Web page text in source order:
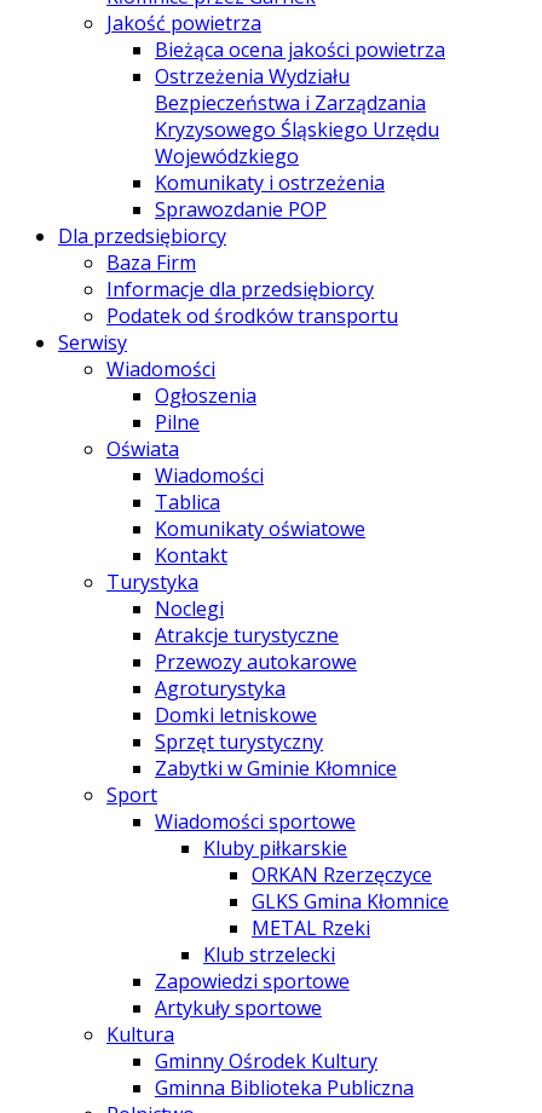
Jakość powietrza
Bieżąca ocena jakości powietrza
Ostrzeżenia Wydziału
Bezpieczeństwa i Zarządzania
Kryzysowego Śląskiego Urzędu
Wojewódzkiego
Komunikaty i ostrzeżenia
Sprawozdanie POP
Dla przedsiębiorcy
Baza Firm
Informacje dla przedsiębiorcy
Podatek od środków transportu
Serwisy
Wiadomości
Ogłoszenia
Pilne
Oświata
Wiadomości
Tablica
Komunikaty oświatowe
Kontakt
Turystyka
Noclegi
Atrakcje turystyczne
Przewozy autokarowe
Agroturystyka
Domki letniskowe
Sprzęt turystyczny
Zabytki w Gminie Kłomnice
Sport
Wiadomości sportowe
Kluby piłkarskie
ORKAN Rzerzęczyce
GLKS Gmina Kłomnice
METAL Rzeki
Klub strzelecki
Zapowiedzi sportowe
Artykuły sportowe
Kultura
Gminny Ośrodek Kultury
Gminna Biblioteka Publiczna